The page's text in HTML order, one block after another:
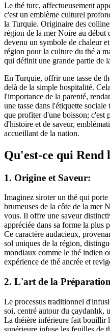
Le thé turc, affectueusement
c'est un emblème culturel
la Turquie. Originaire des
région de la mer Noire au début
devenu un symbole de chaleur
région pour la culture du thé a
qui définit une grande partie de
En Turquie, offrir une tasse de
delà de la simple hospitalité.
l'importance de la parenté,
une tasse dans l'étiquette
que profiter d'une boisson; c'est
d'histoire et de saveur,
accueillant de la nation.
Qu'est-ce qui Rend
1. Origine et Saveur:
Imaginez siroter un thé qui porte
brumeuses de la côte de la mer
vous. Il offre une saveur
appréciée dans sa forme la plus
Ce caractère audacieux,
sol uniques de la région,
mondiaux comme le thé indien
expérience de thé ancrée et
2. L'art de la
Le processus traditionnel
soi, centré autour du çaydanlık,
La théière inférieure fait bouillir
supérieure infuse les feuilles de